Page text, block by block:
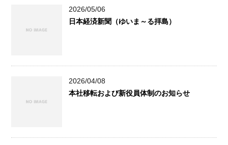
2026/05/06
日本経済新聞（ゆいま～る拝島）
2026/04/08
本社移転および新役員体制のお知らせ